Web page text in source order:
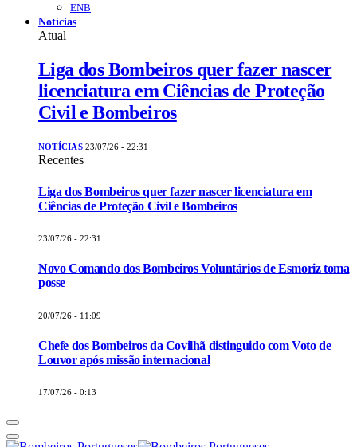
ENB
Notícias
Atual
Liga dos Bombeiros quer fazer nascer
licenciatura em Ciências de Proteção
Civil e Bombeiros
NOTÍCIAS 23/07/26 - 22:31
Recentes
Liga dos Bombeiros quer fazer nascer licenciatura em
Ciências de Proteção Civil e Bombeiros
23/07/26 - 22:31
Novo Comando dos Bombeiros Voluntários de Esmoriz toma
posse
20/07/26 - 11:09
Chefe dos Bombeiros da Covilhã distinguido com Voto de
Louvor após missão internacional
17/07/26 - 0:13